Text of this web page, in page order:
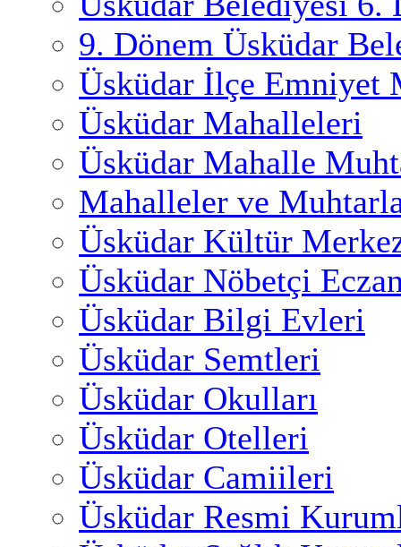
9. Dönem Üsküdar
Üsküdar İlçe Emniyet
Üsküdar Mahalleleri
Üsküdar Mahalle
Mahalleler ve
Üsküdar Kültür
Üsküdar Nöbetçi
Üsküdar Bilgi Evleri
Üsküdar Semtleri
Üsküdar Okulları
Üsküdar Otelleri
Üsküdar Camiileri
Üsküdar Resmi